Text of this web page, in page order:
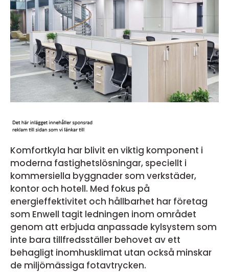
Komfortkyla har blivit en viktig komponent i
moderna fastighetslösningar, speciellt i
kommersiella byggnader som verkstäder,
kontor och hotell. Med fokus på
energieffektivitet och hållbarhet har företag
som Enwell tagit ledningen inom området
genom att erbjuda anpassade kylsystem som
inte bara tillfredsställer behovet av ett
behagligt inomhusklimat utan också minskar
de miljömässiga fotavtrycken.